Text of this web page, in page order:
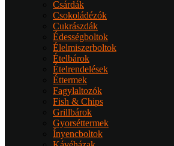
Csárdák
Csokoládézók
Cukrászdák
Édességboltok
Élelmiszerboltok
Ételbárok
Ételrendelések
Éttermek
Fagylaltozók
Fish & Chips
Grillbárok
Gyorséttermek
Ínyencboltok